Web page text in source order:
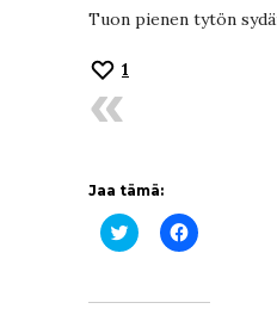
Tuon pienen tytön
1
Jaa tämä:
Jaa
Twitterissä(Avautuu
Jaa